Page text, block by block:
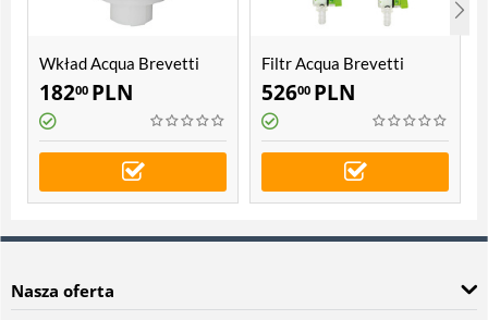
Wkład Acqua Brevetti
PuliFIL, PuliMATIC,
BravoFIL S, BravoFIL
PLUS, BravoMATIC
18200 PLN
Filtr Acqua Brevetti
Bravo
52600 PLN
Nasza oferta